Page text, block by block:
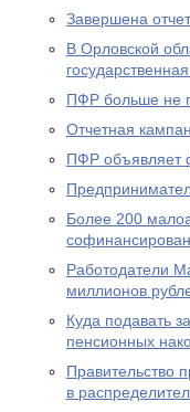
Завершена
В Орловской
ПФР больше не
Отчетная
ПФР объявляет
Более 200
Работодатели
миллионов
Куда подавать
пенсионных
Правительство
в